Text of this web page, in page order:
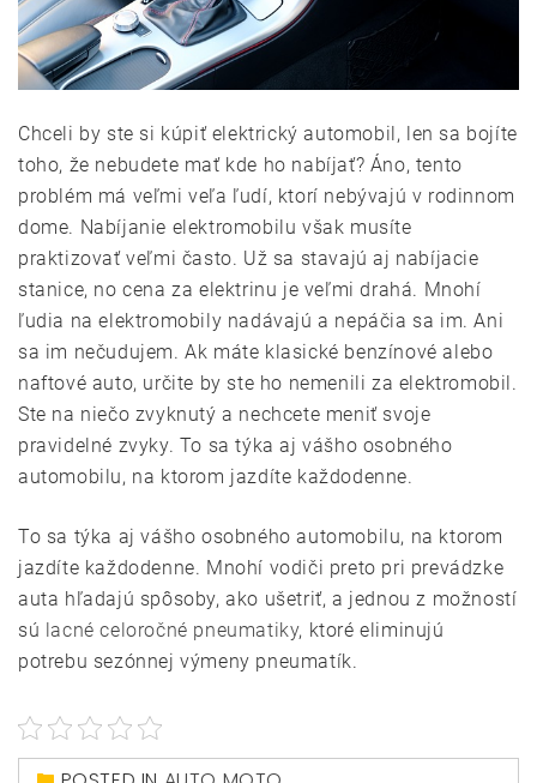
Chceli by ste si kúpiť elektrický automobil, len sa bojíte
toho, že nebudete mať kde ho nabíjať? Áno, tento
problém má veľmi veľa ľudí, ktorí nebývajú v rodinnom
dome. Nabíjanie elektromobilu však musíte
praktizovať veľmi často. Už sa stavajú aj nabíjacie
stanice, no cena za elektrinu je veľmi drahá. Mnohí
ľudia na elektromobily nadávajú a nepáčia sa im. Ani
sa im nečudujem. Ak máte klasické benzínové alebo
naftové auto, určite by ste ho nemenili za elektromobil.
Ste na niečo zvyknutý a nechcete meniť svoje
pravidelné zvyky. To sa týka aj vášho osobného
automobilu, na ktorom jazdíte každodenne.
To sa týka aj vášho osobného automobilu, na ktorom
jazdíte každodenne. Mnohí vodiči preto pri prevádzke
auta hľadajú spôsoby, ako ušetriť, a jednou z možností
sú lacné celoročné pneumatiky, ktoré eliminujú
potrebu sezónnej výmeny pneumatík.